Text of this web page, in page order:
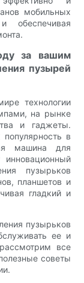
мобильных
обеспечивая
за вашим
пузырей
технологии
на рынке
и гаджеты.
в
машина для
пузырьков
планшетов и
гладкий и
пузырьков
ее и
все
советы